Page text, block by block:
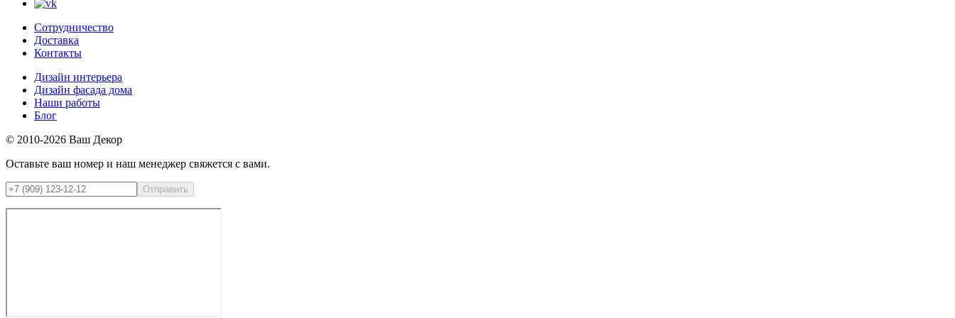
Сотрудничество
Доставка
Контакты
Дизайн интерьера
Дизайн фасада дома
Наши работы
Блог
© 2010-2026 Ваш Декор
Оставьте ваш номер и наш менеджер свяжется с вами.